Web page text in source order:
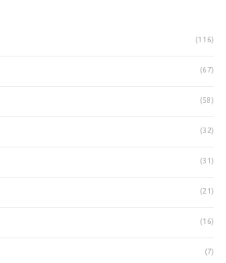
(116)
(67)
(58)
(32)
(31)
(21)
(16)
(7)